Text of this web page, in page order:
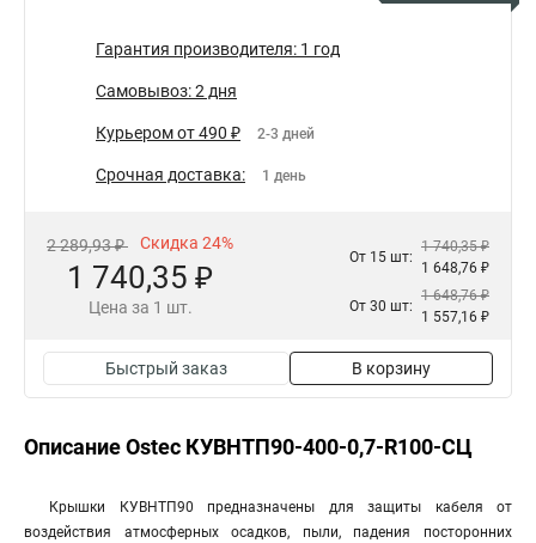
Гарантия производителя: 1 год
Самовывоз: 2 дня
Курьером от 490 ₽ 2-3 дней
Срочная доставка: 1 день
2 289,93 ₽ Скидка 24%
1 740,35 ₽
Цена за 1 шт.
От 15 шт:
1 740,35 ₽
1 648,76 ₽
От 30 шт:
1 648,76 ₽
1 557,16 ₽
Быстрый заказ В корзину
Описание Ostec КУВНТП90-400-0,7-R100-СЦ
Крышки КУВНТП90 предназначены для защиты кабеля от
воздействия атмосферных осадков, пыли, падения посторонних